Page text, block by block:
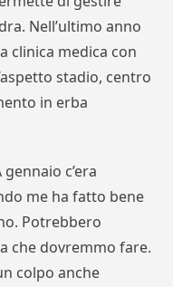
Nell’ultimo anno
clinica medica con
stadio, centro
in erba
gennaio c’era
me ha fatto bene
Potrebbero
che dovremmo fare.
colpo anche